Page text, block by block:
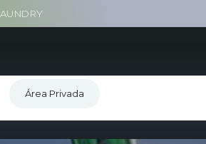
Área Privada